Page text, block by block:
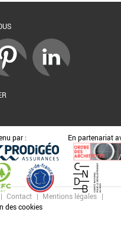
par : En partenariat
Contact
Mentions légales
des cookies